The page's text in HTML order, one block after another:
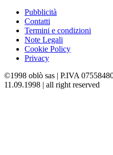
Pubblicità
Contatti
Termini e condizioni
Note Legali
Cookie Policy
Privacy
©1998 oblò sas | P.IVA
11.09.1998 | all right reserved